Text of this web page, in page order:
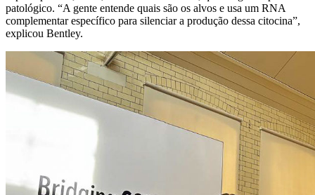
patológico. “A gente entende quais são os alvos e usa um RNA
complementar específico para silenciar a produção dessa citocina”,
explicou Bentley.